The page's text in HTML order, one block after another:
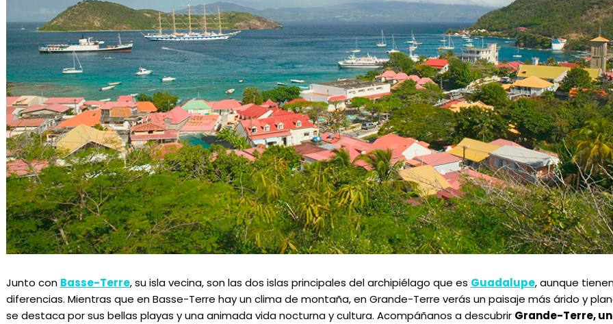
Junto con Basse-Terre, su isla vecina, son las dos islas principales del archipiélago que es Guadalupe, aunque
diferencias. Mientras que en Basse-Terre hay un clima de montaña, en Grande-Terre verás un paisaje más árido y
se destaca por sus bellas playas y una animada vida nocturna y cultura. Acompáñanos a descubrir Grande-Terre, un